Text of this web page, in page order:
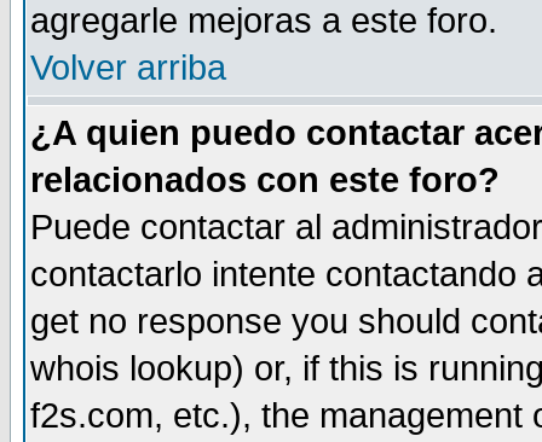
agregarle mejoras a este foro.
Volver arriba
¿A quien puedo contactar
relacionados con este foro?
Puede contactar al
contactarlo intente contactando
get no response you should
whois lookup) or, if this is
f2s.com, etc.), the management